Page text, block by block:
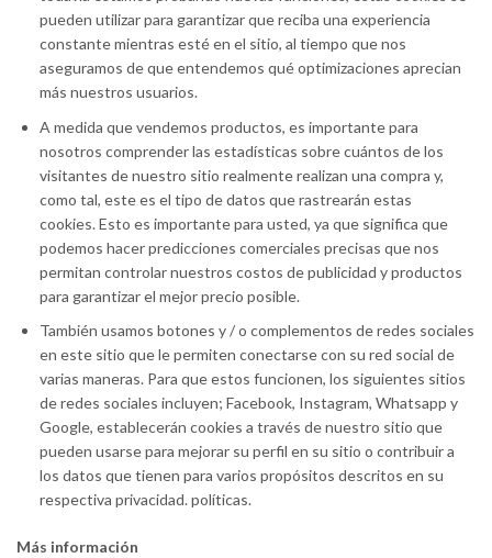
pueden utilizar para garantizar que reciba una experiencia
constante mientras esté en el sitio, al tiempo que nos
aseguramos de que entendemos qué optimizaciones aprecian
más nuestros usuarios.
A medida que vendemos productos, es importante para
nosotros comprender las estadísticas sobre cuántos de los
visitantes de nuestro sitio realmente realizan una compra y,
como tal, este es el tipo de datos que rastrearán estas
cookies. Esto es importante para usted, ya que significa que
podemos hacer predicciones comerciales precisas que nos
permitan controlar nuestros costos de publicidad y productos
para garantizar el mejor precio posible.
También usamos botones y / o complementos de redes sociales
en este sitio que le permiten conectarse con su red social de
varias maneras. Para que estos funcionen, los siguientes sitios
de redes sociales incluyen; Facebook, Instagram, Whatsapp y
Google, establecerán cookies a través de nuestro sitio que
pueden usarse para mejorar su perfil en su sitio o contribuir a
los datos que tienen para varios propósitos descritos en su
respectiva privacidad. políticas.
Más información